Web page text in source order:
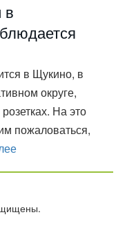
в
в Щукино, в
округе,
На это
пожаловаться,